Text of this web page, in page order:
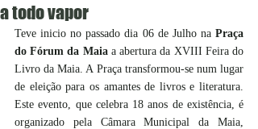
a todo vapor
Teve inicio no passado dia 06 de Julho na Praça
do Fórum da Maia a abertura da XVIII Feira do
Livro da Maia. A Praça transformou-se num lugar
de eleição para os amantes de livros e literatura.
Este evento, que celebra 18 anos de existência, é
organizado pela Câmara Municipal da Maia,